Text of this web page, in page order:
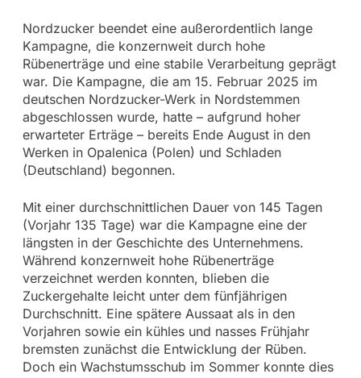
Nordzucker beendet eine außerordentlich lange
Kampagne, die konzernweit durch hohe
Rübenerträge und eine stabile Verarbeitung geprägt
war. Die Kampagne, die am 15. Februar 2025 im
deutschen Nordzucker-Werk in Nordstemmen
abgeschlossen wurde, hatte – aufgrund hoher
erwarteter Erträge – bereits Ende August in den
Werken in Opalenica (Polen) und Schladen
(Deutschland) begonnen.
Mit einer durchschnittlichen Dauer von 145 Tagen
(Vorjahr 135 Tage) war die Kampagne eine der
längsten in der Geschichte des Unternehmens.
Während konzernweit hohe Rübenerträge
verzeichnet werden konnten, blieben die
Zuckergehalte leicht unter dem fünfjährigen
Durchschnitt. Eine spätere Aussaat als in den
Vorjahren sowie ein kühles und nasses Frühjahr
bremsten zunächst die Entwicklung der Rüben.
Doch ein Wachstumsschub im Sommer konnte dies